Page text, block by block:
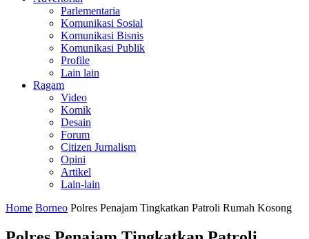
Parlementaria
Komunikasi Sosial
Komunikasi Bisnis
Komunikasi Publik
Profile
Lain lain
Ragam
Video
Komik
Desain
Forum
Citizen Jurnalism
Opini
Artikel
Lain-lain
Home Borneo Polres Penajam Tingkatkan Patroli Rumah Kosong